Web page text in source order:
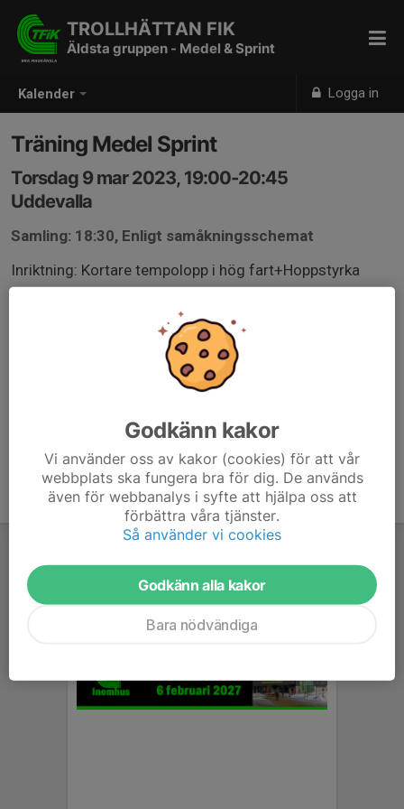
Kalender Logga in
TROLLHÄTTAN FIK
Äldsta gruppen - Medel & Sprint
Träning Medel Sprint
Torsdag 9 mar 2023, 19:00-20:45
Uddevalla
Samling: 18:30, Enligt samåkningsschemat
Inriktning: Kortare tempolopp i hög fart+Hoppstyrka
Godkänn kakor
Vi använder oss av kakor (cookies) för att vår
webbplats ska fungera bra för dig. De används
även för webbanalys i syfte att hjälpa oss att
förbättra våra tjänster.
Så använder vi cookies
Godkänn alla kakor
Bara nödvändiga